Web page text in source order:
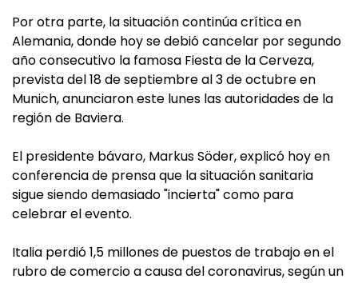
Por otra parte, la situación continúa crítica en
Alemania, donde hoy se debió cancelar por segundo
año consecutivo la famosa Fiesta de la Cerveza,
prevista del 18 de septiembre al 3 de octubre en
Munich, anunciaron este lunes las autoridades de la
región de Baviera.
El presidente bávaro, Markus Söder, explicó hoy en
conferencia de prensa que la situación sanitaria
sigue siendo demasiado "incierta" como para
celebrar el evento.
Italia perdió 1,5 millones de puestos de trabajo en el
rubro de comercio a causa del coronavirus, según un